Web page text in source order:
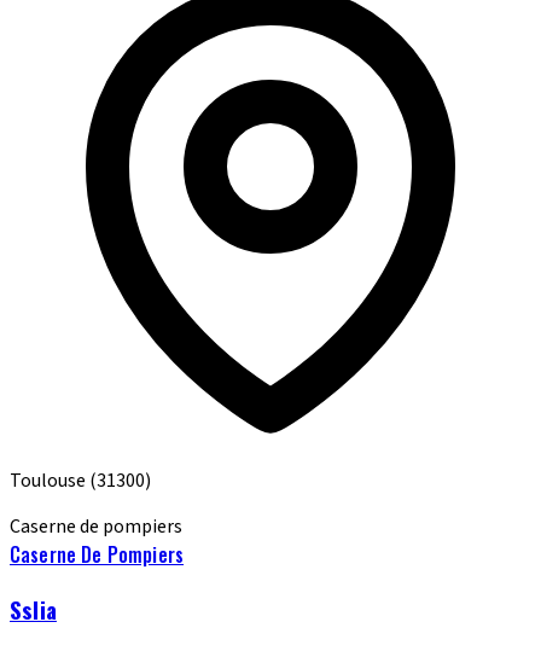
Toulouse (31300)
Caserne de pompiers
Caserne De Pompiers
Sslia